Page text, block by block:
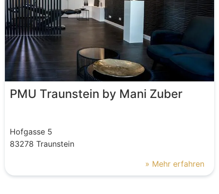
PMU Traunstein by Mani Zuber
Hofgasse 5
83278 Traunstein
» Mehr erfahren